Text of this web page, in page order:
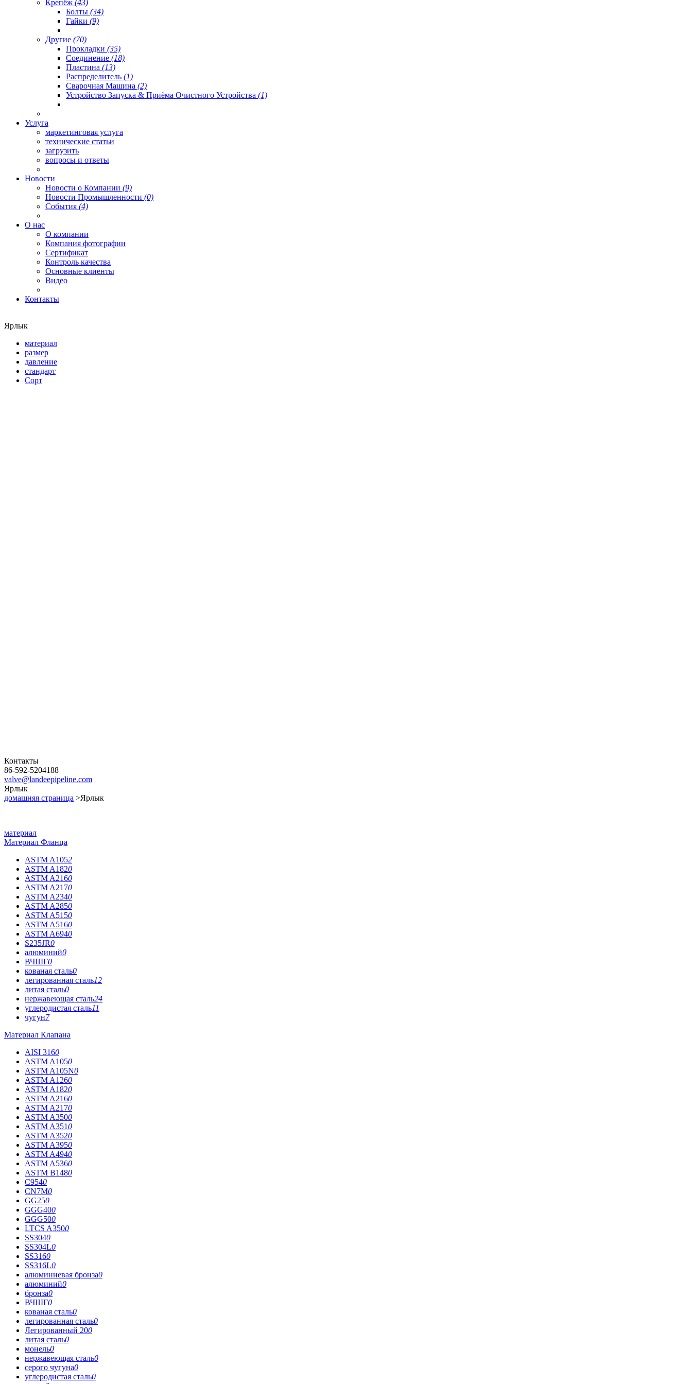
Крепёж (43)
Болты (34)
Гайки (9)
Другие (70)
Прокладки (35)
Соединение (18)
Пластина (13)
Распределитель (1)
Сварочная Машина (2)
Устройство Запуска & Приёма Очистного Устройства (1)
Услуга
маркетинговая услуга
технические статьи
загрузить
вопросы и ответы
Новости
Новости о Компании (9)
Новости Промышленности (0)
События (4)
О нас
О компании
Компания фотографии
Сертификат
Контроль качества
Основные клиенты
Видео
Контакты
Ярлык
материал
размер
давление
стандарт
Сорт
Контакты
86-592-5204188
valve@landeepipeline.com
Ярлык
домашняя страница >Ярлык
материал
Материал Фланца
ASTM A1052
ASTM A1820
ASTM A2160
ASTM A2170
ASTM A2340
ASTM A2850
ASTM A5150
ASTM A5160
ASTM A6940
S235JR0
алюминий0
ВЧШГ0
кованая сталь0
легированная сталь12
литая сталь0
нержавеющая сталь24
углеродистая сталь11
чугун7
Материал Клапана
AISI 3160
ASTM A1050
ASTM A105N0
ASTM A1260
ASTM A1820
ASTM A2160
ASTM A2170
ASTM A3500
ASTM A3510
ASTM A3520
ASTM A3950
ASTM A4940
ASTM A5360
ASTM B1480
C9540
CN7M0
GG250
GGG400
GGG500
LTCS A3500
SS3040
SS304L0
SS3160
SS316L0
алюминиевая бронза0
алюминий0
бронза0
ВЧШГ0
кованая сталь0
легированная сталь0
Легированный 200
литая сталь0
монель0
нержавеющая сталь0
серого чугуна0
углеродистая сталь0